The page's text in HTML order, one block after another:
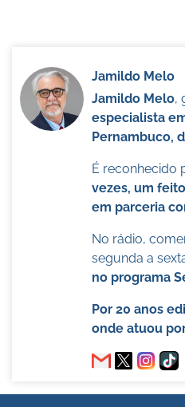
Jamildo Melo
Jamildo Melo,
especialista
Pernambuco,
É reconhecido
vezes, um
em parceria
No rádio,
segunda a
no programa
Por 20 anos
onde atuou